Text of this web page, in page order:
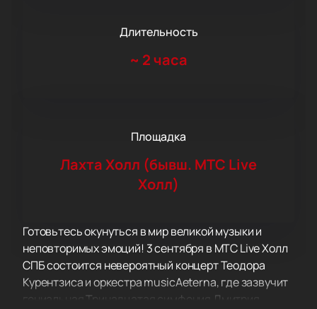
Длительность
~ 2 часа
Площадка
Лахта Холл (бывш. МТС Live
Холл)
Готовьтесь окунуться в мир великой музыки и
неповторимых эмоций! 3 сентября в МТС Live Холл
СПБ состоится невероятный концерт Теодора
Курентзиса и оркестра musicAeterna, где зазвучит
гениальная Тринадцатая симфония Дмитрия